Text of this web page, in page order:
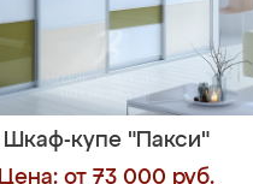
Шкаф-купе "Пакси"
Цена: от 73 000 руб.